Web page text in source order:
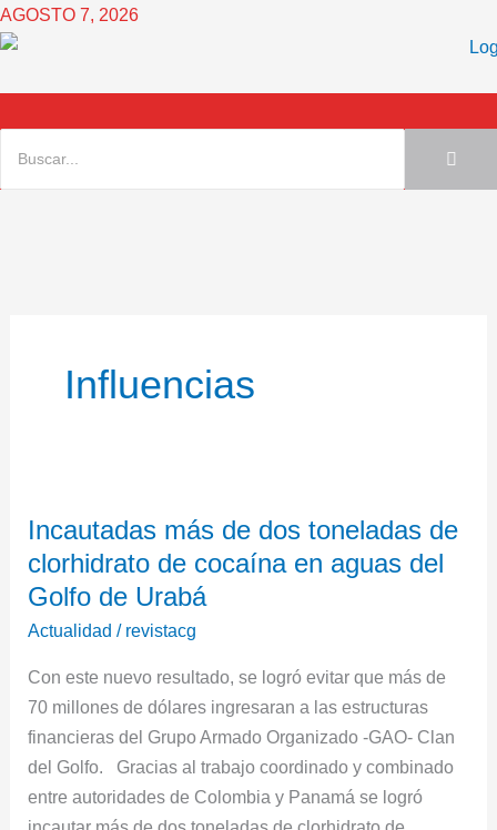
Ir
al
AGOSTO 7, 2026
Influencias
Incautadas más de dos toneladas de
clorhidrato de cocaína en aguas del
Golfo de Urabá
Actualidad / revistacg
Con este nuevo resultado, se logró evitar que más de
70 millones de dólares ingresaran a las estructuras
financieras del Grupo Armado Organizado -GAO- Clan
del Golfo. Gracias al trabajo coordinado y combinado
entre autoridades de Colombia y Panamá se logró
más
de
dos
toneladas
clorhidrato
de
cocaína
en
aguas